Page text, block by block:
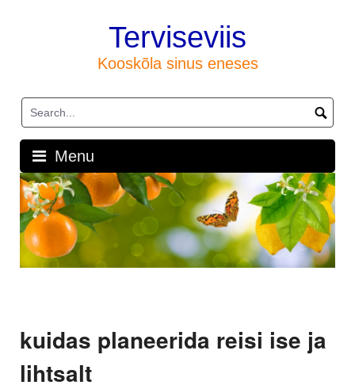
Terviseviis
Kooskõla sinus eneses
Menu
kuidas planeerida reisi ise ja
lihtsalt